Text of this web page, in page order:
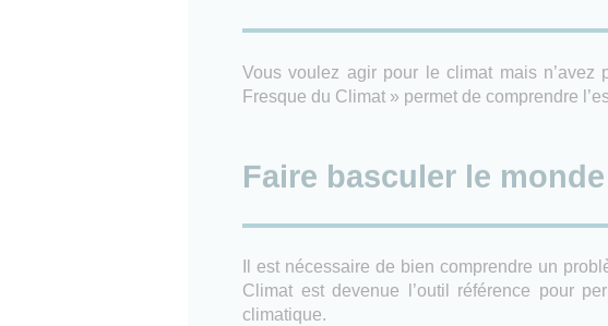
Vous voulez agir pour le climat mais
Fresque du Climat » permet de comprendre
Faire basculer le
Il est nécessaire de bien comprendre un
Climat est devenue l’outil référence pour
climatique.